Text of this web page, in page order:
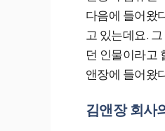
다음에 들어왔
고 있는데요.
던 인물이라고
앤장에 들어왔
김앤장 회사